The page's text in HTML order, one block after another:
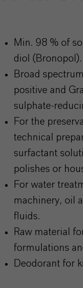
Min. 98 % of
diol (Bronopol).
Broad
positive and
sulphate-
For the
technical
surfactant
polishes or
For water
machinery, oil
fluids.
Raw material
formulations
Deodorant for